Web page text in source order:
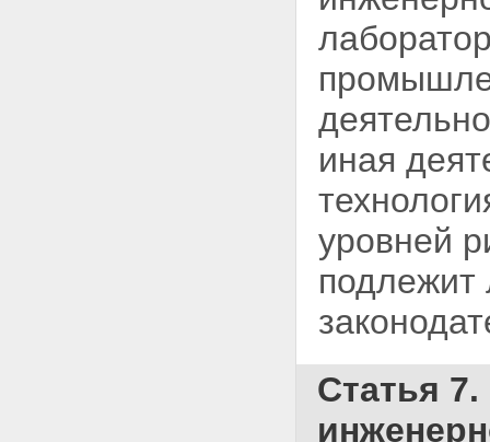
иная
уровней
подлежит
Статья